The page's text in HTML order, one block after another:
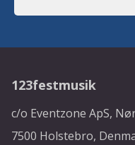
123festmusik
c/o Eventzone ApS,
7500 Holstebro,